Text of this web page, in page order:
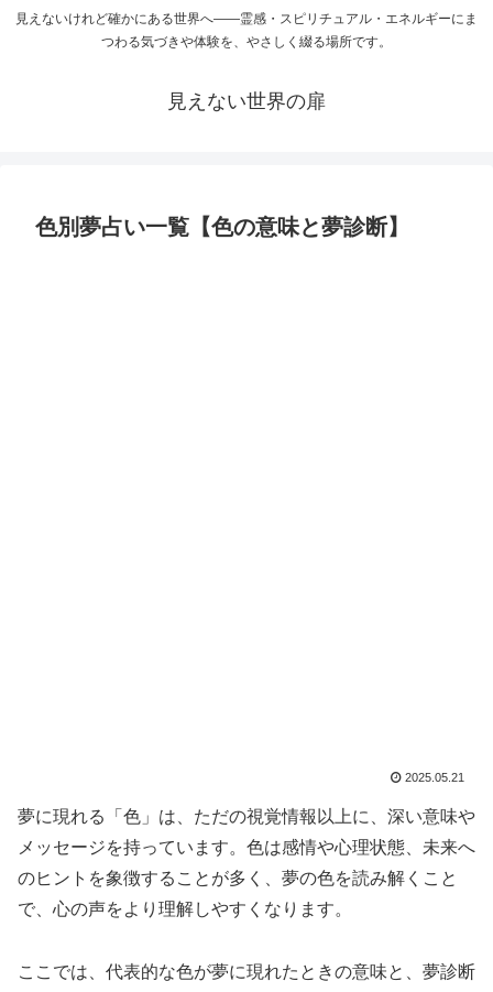
見えないけれど確かにある世界へ――霊感・スピリチュアル・エネルギーにま
つわる気づきや体験を、やさしく綴る場所です。
見えない世界の扉
色別夢占い一覧【色の意味と夢診断】
2025.05.21
夢に現れる「色」は、ただの視覚情報以上に、深い意味や
メッセージを持っています。色は感情や心理状態、未来へ
のヒントを象徴することが多く、夢の色を読み解くこと
で、心の声をより理解しやすくなります。
ここでは、代表的な色が夢に現れたときの意味と、夢診断